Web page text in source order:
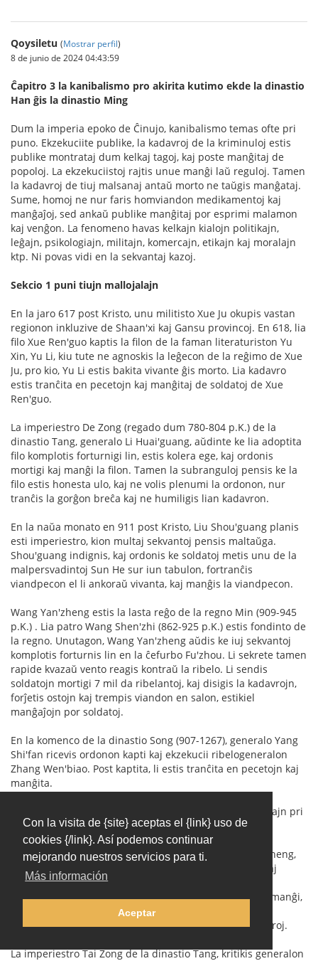
Con la visita de {site} aceptas el {link} uso de
cookies {/link}. Así podemos continuar
mejorando nuestros servicios para ti.
Más información
Aceptar
Qoysiletu (Mostrar perfil)
8 de junio de 2024 04:43:59
Ĉapitro 3 la kanibalismo pro akirita kutimo ekde la dinastio
Han ĝis la dinastio Ming
Dum la imperia epoko de Ĉinujo, kanibalismo temas ofte pri
puno. Ekzekuciite publike, la kadavroj de la kriminuloj estis
publike montrataj dum kelkaj tagoj, kaj poste manĝitaj de
popoloj. La ekzekuciistoj rajtis unue manĝi laŭ reguloj. Tamen
la kadavroj de tiuj malsanaj antaŭ morto ne taŭgis manĝataj.
Sume, homoj ne nur faris homviandon medikamentoj kaj
manĝaĵoj, sed ankaŭ publike manĝitaj por esprimi malamon
kaj venĝon. La fenomeno havas kelkajn kialojn politikajn,
leĝajn, psikologiajn, militajn, komercajn, etikajn kaj moralajn
ktp. Ni povas vidi en la sekvantaj kazoj.
Sekcio 1 puni tiujn mallojalajn
En la jaro 617 post Kristo, unu militisto Xue Ju okupis vastan
regionon inkluzive de Shaan'xi kaj Gansu provincoj. En 618, lia
filo Xue Ren'guo kaptis la filon de la faman literaturiston Yu
Xin, Yu Li, kiu tute ne agnoskis la leĝecon de la reĝimo de Xue
Ju, pro kio, Yu Li estis bakita vivante ĝis morto. Lia kadavro
estis tranĉita en pecetojn kaj manĝitaj de soldatoj de Xue
Ren'guo.
La imperiestro De Zong (regado dum 780-804 p.K.) de la
dinastio Tang, generalo Li Huai'guang, aŭdinte ke lia adoptita
filo komplotis forturnigi lin, estis kolera ege, kaj ordonis
mortigi kaj manĝi la filon. Tamen la subranguloj pensis ke la
filo estis honesta ulo, kaj ne volis plenumi la ordonon, nur
tranĉis la gorĝon breĉa kaj ne humiligis lian kadavron.
En la naŭa monato en 911 post Kristo, Liu Shou'guang planis
esti imperiestro, kion multaj sekvantoj pensis maltaŭga.
Shou'guang indignis, kaj ordonis ke soldatoj metis unu de la
malpersvadintoj Sun He sur iun tabulon, fortranĉis
viandpecon el li ankoraŭ vivanta, kaj manĝis la viandpecon.
Wang Yan'zheng estis la lasta reĝo de la regno Min (909-945
p.K.) . Lia patro Wang Shen'zhi (862-925 p.K.) estis fondinto de
la regno. Unutagon, Wang Yan'zheng aŭdis ke iuj sekvantoj
komplotis forturnis lin en la ĉefurbo Fu'zhou. Li sekrete tamen
rapide kvazaŭ vento reagis kontraŭ la ribelo. Li sendis
soldatojn mortigi 7 mil da ribelantoj, kaj disigis la kadavrojn,
forĵetis ostojn kaj trempis viandon en salon, estikiel
manĝaĵojn por soldatoj.
En la komenco de la dinastio Song (907-1267), generalo Yang
Shi'fan ricevis ordonon kapti kaj ekzekucii ribelogeneralon
Zhang Wen'biao. Post kaptita, li estis tranĉita en pecetojn kaj
manĝita.
Puni mallojalulojn ankaŭ samtempe estas ekzameni aliajn pri
lojaleco.
La imperiestro Yang Di de la dinastio Sui kaptis Hu Si'zheng,
disigante kaj bakante lin. La imperiestro ordonis ke aliaj
manĝu la viandon bakitan. Tiuj kiuj manĝis pli ol la
imperiestro, ricevis rekompencon, dum tiuj kiuj rifuzis manĝi,
estis bakitaj kaj manĝitaj de aliaj. Ĉar tiuj kiuj rifuzis la
ordonon, estis mallojalaj, laŭ la vidpunkto de imperiestroj.
La imperiestro Tai Zong de la dinastio Tang, kritikis generalon